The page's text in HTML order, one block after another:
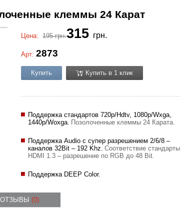
клеммы 24 Карат
Цена: 195 грн.315 грн.
Арт: 2873
Купить Купить в 1 клик
Поддержка стандартов 720p/Hdtv, 1080p/Wxga,
1440p/Woxga. Позолоченные клеммы 24 Карата.
Поддержка Audio с супер разрешением 2/6/8 –
каналов 32Bit – 192 Khz. Соответствие стандарты
HDMI 1.3 – разрешение по RGB до 48 Bit.
Поддержка DEEP Color.
ОТЗЫВЫ (0)